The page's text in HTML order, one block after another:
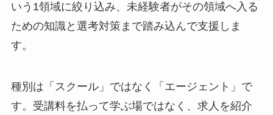
いう1領域に絞り込み、未経験者がその領域へ入る
ための知識と選考対策まで踏み込んで支援しま
す。
種別は「スクール」ではなく「エージェント」で
す。受講料を払って学ぶ場ではなく、求人を紹介